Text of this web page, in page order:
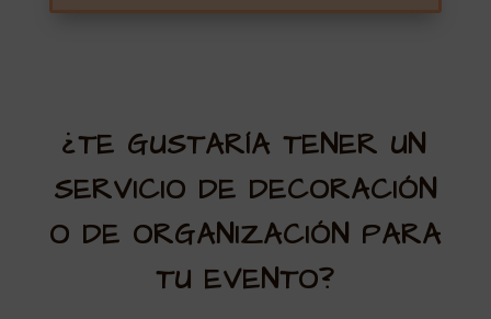
¿TE GUSTARÍA TENER UN
SERVICIO DE DECORACIÓN
O DE ORGANIZACIÓN PARA
TU EVENTO?